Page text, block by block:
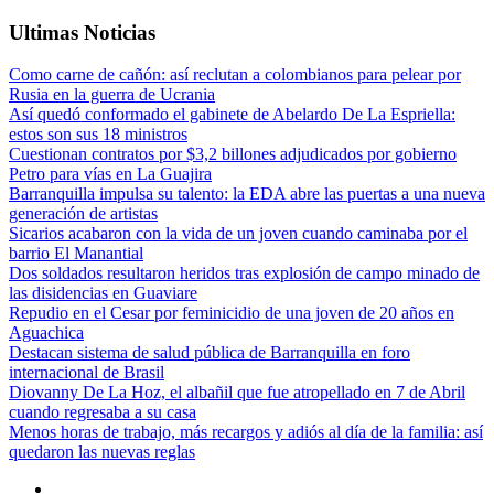
Ultimas Noticias
Como carne de cañón: así reclutan a colombianos para pelear por
Rusia en la guerra de Ucrania
Así quedó conformado el gabinete de Abelardo De La Espriella:
estos son sus 18 ministros
Cuestionan contratos por $3,2 billones adjudicados por gobierno
Petro para vías en La Guajira
Barranquilla impulsa su talento: la EDA abre las puertas a una nueva
generación de artistas
Sicarios acabaron con la vida de un joven cuando caminaba por el
barrio El Manantial
Dos soldados resultaron heridos tras explosión de campo minado de
las disidencias en Guaviare
Repudio en el Cesar por feminicidio de una joven de 20 años en
Aguachica
Destacan sistema de salud pública de Barranquilla en foro
internacional de Brasil
Diovanny De La Hoz, el albañil que fue atropellado en 7 de Abril
cuando regresaba a su casa
Menos horas de trabajo, más recargos y adiós al día de la familia: así
quedaron las nuevas reglas